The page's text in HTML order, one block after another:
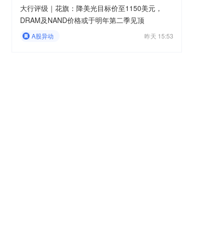
大行评级｜花旗：降美光目标价至1150美元，
DRAM及NAND价格或于明年第二季见顶
A股异动 昨天 15:53